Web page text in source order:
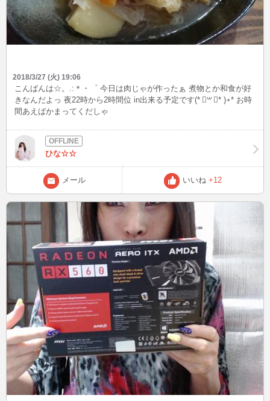
2018/3/27 (火) 19:06
こんばんは☆。.:＊・゜ 今日は肉じゃが作ったぁ 煮物とか和食が好
きなんだよっ 夜22時から2時間位 in出来る予定です(* ॑꒳ ॑* )⋆* お時
間あえばかまってくだしゃ
ひな☆☆
メール いいね +12